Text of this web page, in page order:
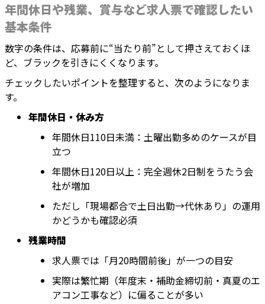
年間休日や残業、賞与など求人票で確認したい
基本条件
数字の条件は、応募前に“当たり前”として押さえておくほ
ど、ブラックを引きにくくなります。
チェックしたいポイントを整理すると、次のようになりま
す。
年間休日・休み方
年間休日110日未満：土曜出勤多めのケースが目
立つ
年間休日120日以上：完全週休2日制をうたう会
社が増加
ただし「現場都合で土日出勤→代休あり」の運用
かどうかも確認必須
残業時間
求人票では「月20時間前後」が一つの目安
実際は繁忙期（年度末・補助金締切前・真夏のエ
アコン工事など）に偏ることが多い